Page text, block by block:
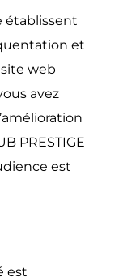
établissent
et
web
avez
PRESTIGE
est
est